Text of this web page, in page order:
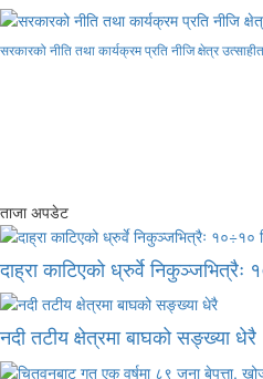
सरकारको नीति तथा कार्यक्रम प्रति नीजि क्षेत्र उत्साहीत
ताजा अपडेट
दाह्रा काटिएको ध्रुर्वे
नदी तटीय क्षेत्रमा बाघको सङ्ख्या धेरै